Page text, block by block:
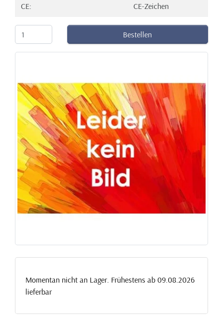
CE: CE-Zeichen
Bestellen
Momentan nicht an Lager. Frühestens ab 09.08.2026
lieferbar